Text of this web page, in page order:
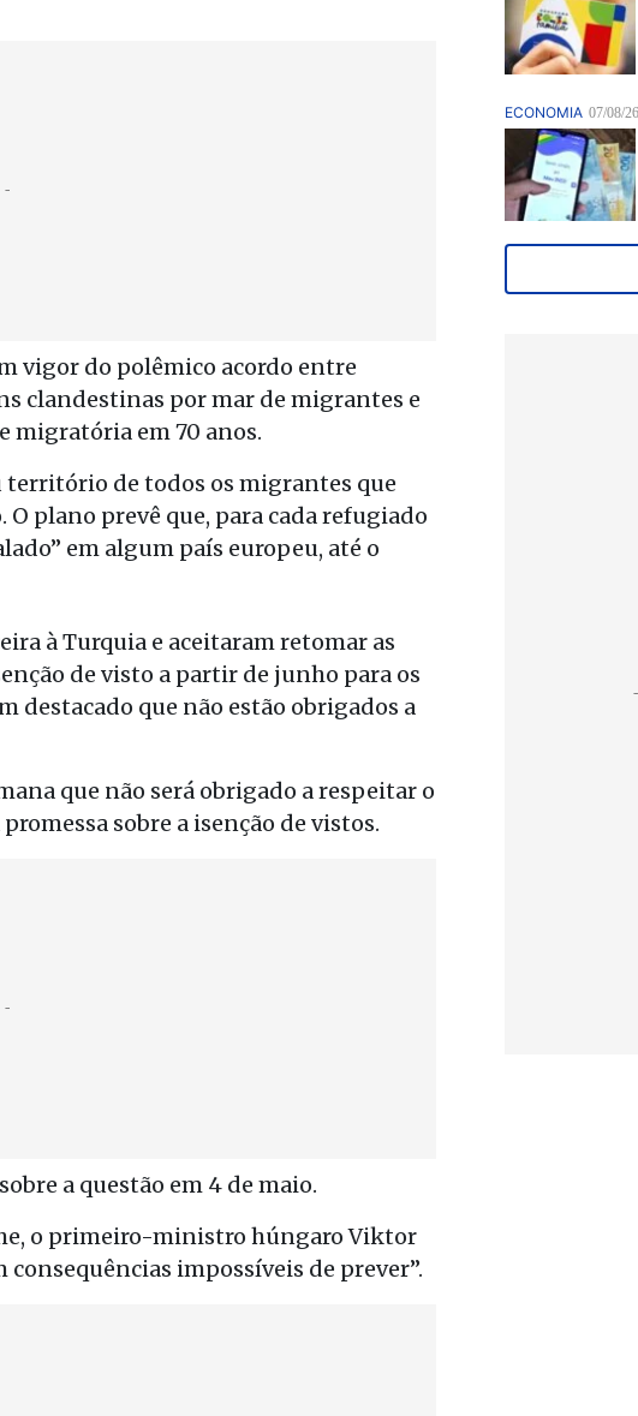
vigor do polêmico acordo entre
clandestinas por mar de migrantes e
migratória em 70 anos.
território de todos os migrantes que
plano prevê que, para cada refugiado
em algum país europeu, até o
à Turquia e aceitaram retomar as
de visto a partir de junho para os
destacado que não estão obrigados a
que não será obrigado a respeitar o
sobre a isenção de vistos.
a questão em 4 de maio.
o primeiro-ministro húngaro Viktor
impossíveis de prever”.